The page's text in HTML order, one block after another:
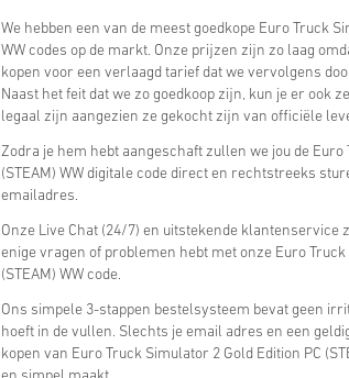
We hebben een van de meest goedkope Euro Truck
WW codes op de markt. Onze prijzen zijn zo laag
kopen voor een verlaagd tarief dat we vervolgens
Naast het feit dat we zo goedkoop zijn, kun je er ook
legaal zijn aangezien ze gekocht zijn van officiële
Zodra je hem hebt aangeschaft zullen we jou de Euro
(STEAM) WW digitale code direct en rechtstreeks
emailadres.
Onze Live Chat (24/7) en uitstekende klantenservice
enige vragen of problemen hebt met onze Euro Truck
(STEAM) WW code.
Ons simpele 3-stappen bestelsysteem bevat geen
hoeft in de vullen. Slechts je email adres en een
kopen van Euro Truck Simulator 2 Gold Edition PC